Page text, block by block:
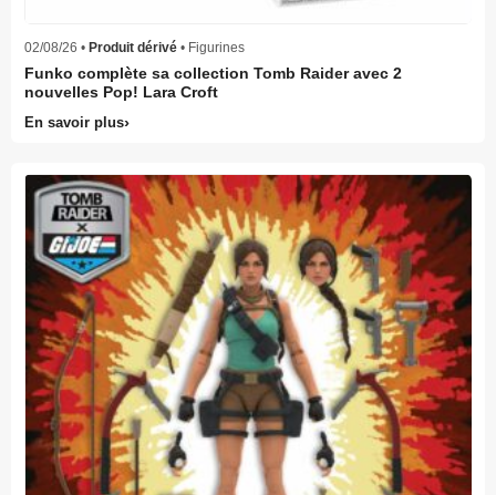
02/08/26 • Produit dérivé • Figurines
Funko complète sa collection Tomb Raider avec 2
nouvelles Pop! Lara Croft
En savoir plus